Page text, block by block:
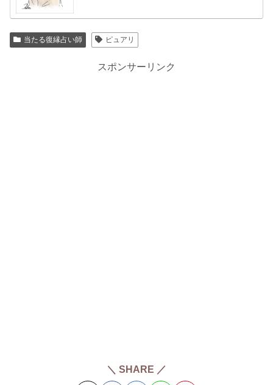
当たる復縁占い師 ピュアリ
スポンサーリンク
＼ SHARE ／